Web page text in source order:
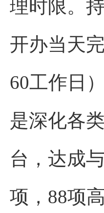
理时限。
开办当天
60工作日
是深化各
台，达成
项，88项